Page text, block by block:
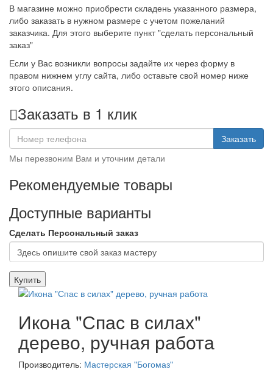
В магазине можно приобрести складень указанного размера,
либо заказать в нужном размере с учетом пожеланий
заказчика. Для этого выберите пункт "сделать персональный
заказ"
Если у Вас возникли вопросы задайте их через форму в
правом нижнем углу сайта, либо оставьте свой номер ниже
этого описания.
Заказать в 1 клик
Заказать
Мы перезвоним Вам и уточним детали
Рекомендуемые товары
Доступные варианты
Сделать Персональный заказ
Купить
Икона "Спас в силах"
дерево, ручная работа
Производитель: Мастерская "Богомаз"